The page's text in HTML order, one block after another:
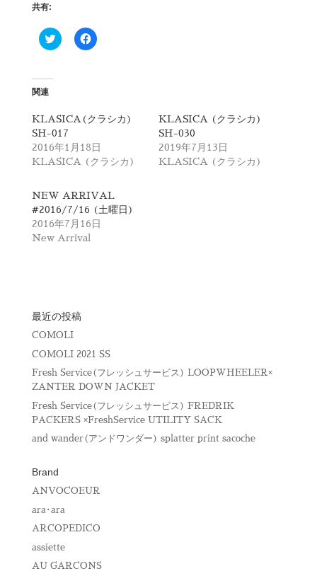
共有:
ク
リ
t
t
e
r
で
共
新
し
い
ウ
ィ
ン
)
F
a
共
る
に
は
ッ
ク
し
て
く
で
開
き
ま
す
関連
KLASICA(クラシカ)
SH-017
2016年1月18日
KLASICA (クラシカ)
KLASICA (クラシカ)
SH-030
2019年7月13日
KLASICA (クラシカ)
NEW ARRIVAL
#2016/7/16 (土曜日)
2016年7月16日
New Arrival
最近の投稿
COMOLI
COMOLI 2021 SS
Fresh Service(フレッシュサービス) LOOPWHEELER×
ZANTER DOWN JACKET
Fresh Service(フレッシュサービス) FREDRIK
PACKERS ×FreshService UTILITY SACK
and wander(アンドワンダー) splatter print sacoche
Brand
ANVOCOEUR
ara･ara
ARCOPEDICO
assiette
AU GARCONS